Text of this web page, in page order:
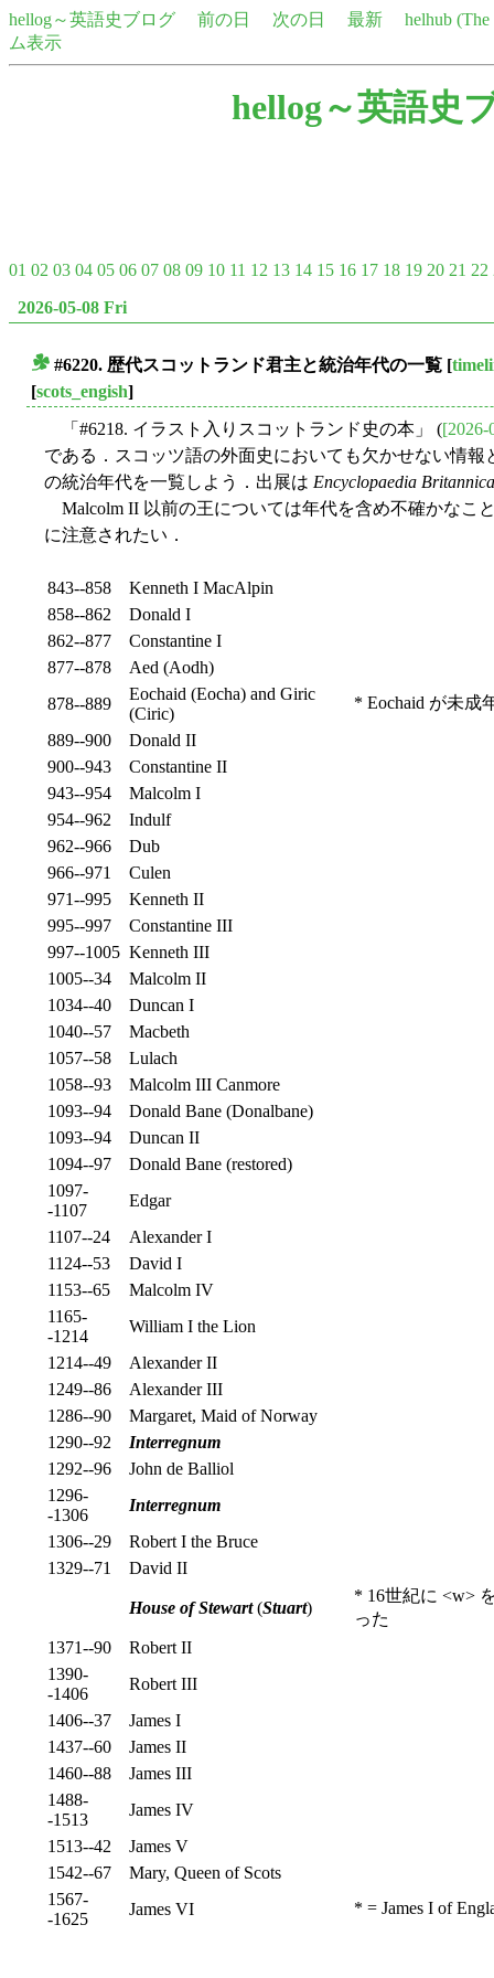
hellog～英語史ブログ 前の日 次の日 最新
helhub
ム表示
hellog～英語史
01 02 03 04 05 06 07 08 09 10 11 12 13 14 15 16 17 18 19 20 21 22
2026-05-08 Fri
#6220. 歴代スコットランド君主と統治年代の一覧 [
[scots_engish]
「#6218. イラスト入りスコットランド史の本」 ([2026-
である．スコッツ語の外面史においても欠かせない情
の統治年代を一覧しよう．出展は Encyclopaedia Britannica
Malcolm II 以前の王については年代を含め不確かなこ
に注意されたい．
843--858
Kenneth I MacAlpin
858--862
Donald I
862--877
Constantine I
877--878
Aed (Aodh)
878--889
Eochaid (Eocha) and Giric
(Ciric)
* Eochaid が未成
889--900
Donald II
900--943
Constantine II
943--954
Malcolm I
954--962
Indulf
962--966
Dub
966--971
Culen
971--995
Kenneth II
995--997
Constantine III
997--1005 Kenneth III
1005--34
Malcolm II
1034--40
Duncan I
1040--57
Macbeth
1057--58
Lulach
1058--93
Malcolm III Canmore
1093--94
Donald Bane (Donalbane)
1093--94
Duncan II
1094--97
Donald Bane (restored)
1097-
-1107
Edgar
1107--24
Alexander I
1124--53
David I
1153--65
Malcolm IV
1165-
-1214
William I the Lion
1214--49
Alexander II
1249--86
Alexander III
1286--90
Margaret, Maid of Norway
1290--92
Interregnum
1292--96
John de Balliol
1296-
-1306
Interregnum
1306--29
Robert I the Bruce
1329--71
David II
House of Stewart(Stuart)
* 16世紀に <w>
った
1371--90
Robert II
1390-
-1406
Robert III
1406--37
James I
1437--60
James II
1460--88
James III
1488-
-1513
James IV
1513--42
James V
1542--67
Mary, Queen of Scots
1567-
-1625
James VI * = James I of